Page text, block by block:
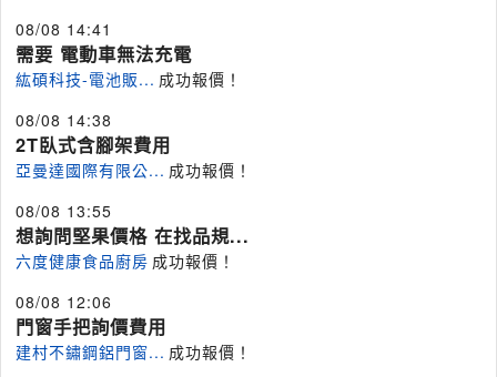
08/08 14:41
需要 電動車無法充電
紘碩科技-電池販... 成功報價！
08/08 14:38
2T臥式含腳架費用
亞曼達國際有限公... 成功報價！
08/08 13:55
想詢問堅果價格 在找品規...
六度健康食品廚房 成功報價！
08/08 12:06
門窗手把詢價費用
建村不鏽鋼鋁門窗... 成功報價！